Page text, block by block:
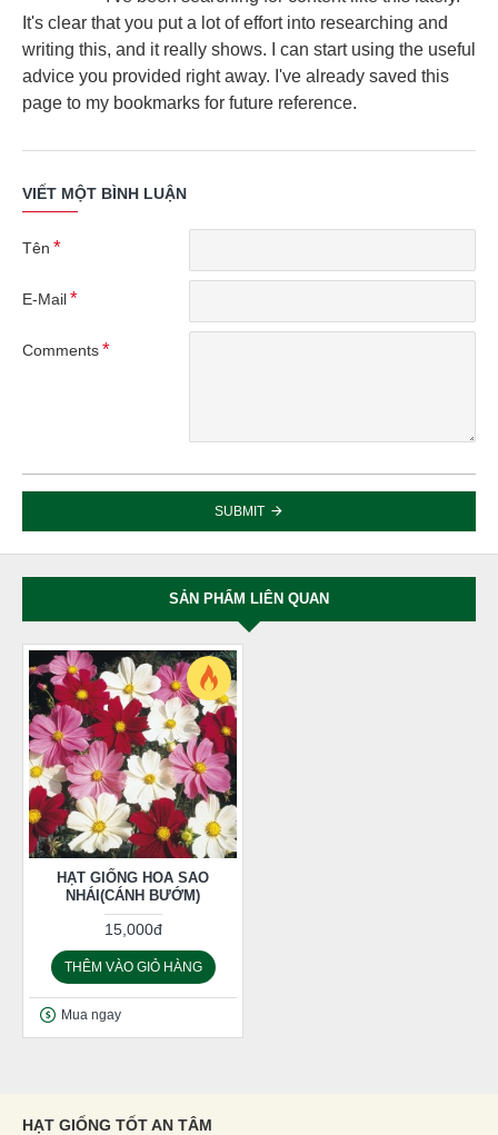
It's clear that you put a lot of effort into researching and
writing this, and it really shows. I can start using the useful
advice you provided right away. I've already saved this
page to my bookmarks for future reference.
VIẾT MỘT BÌNH LUẬN
Tên
E-Mail
Comments
SUBMIT
SẢN PHẨM LIÊN QUAN
HẠT GIỐNG HOA SAO
NHÁI(CÁNH BƯỚM)
15,000đ
THÊM VÀO GIỎ HÀNG
Mua ngay
HẠT GIỐNG TỐT AN TÂM